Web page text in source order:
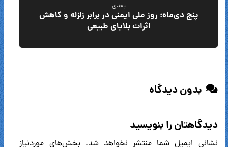
بعدی
پنج دی‌ماه؛ روز ملی ایمنی در برابر زلزله و کاهش
اثرات بلایای طبیعی
بدون دیدگاه
دیدگاهتان را بنویسید
نشانی ایمیل شما منتشر نخواهد شد. بخش‌های موردنیاز